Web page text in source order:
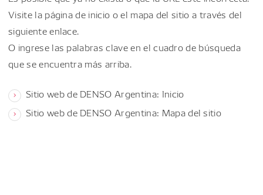
Visite la página de inicio o el mapa del sitio a través del
siguiente enlace.
O ingrese las palabras clave en el cuadro de búsqueda
que se encuentra más arriba.
Sitio web de DENSO Argentina: Inicio
Sitio web de DENSO Argentina: Mapa del sitio